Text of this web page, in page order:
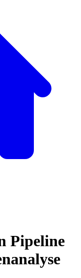
Pipeline